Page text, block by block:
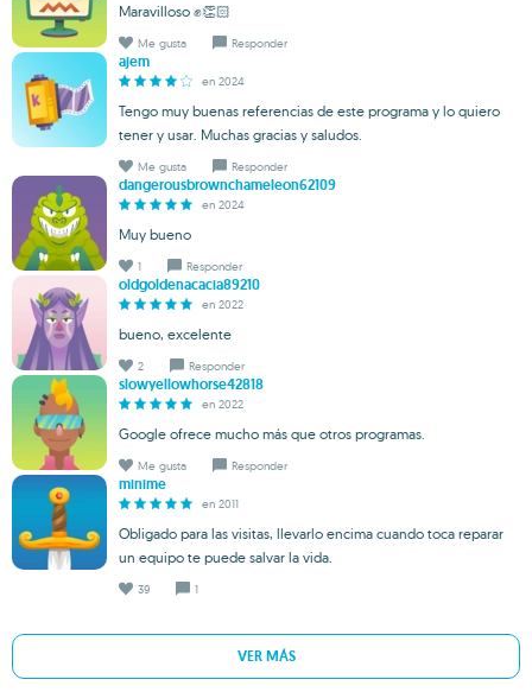
Maravilloso ✊👏🏻
Me gusta Responder
ajem
en 2024
Tengo muy buenas referencias de este programa y lo quiero
tener y usar. Muchas gracias y saludos.
Me gusta Responder
dangerousbrownchameleon62109
en 2024
Muy bueno
1 Responder
oldgoldenacacia89210
en 2022
bueno, excelente
2 Responder
slowyellowhorse42818
en 2022
Google ofrece mucho más que otros programas.
Me gusta Responder
minime
en 2011
Obligado para las visitas, llevarlo encima cuando toca reparar
un equipo te puede salvar la vida.
39 1
VER MÁS